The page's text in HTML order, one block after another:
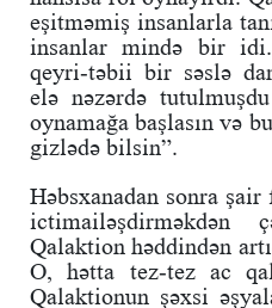
eşitməmiş insanlarla
insanlar mində bir
qeyri-təbii bir səslə
elə nəzərdə
oynamağa başlasın və
gizlədə bilsin”.
Həbsxanadan sonra
Qalaktion həddindən
O, hətta tez-tez ac
Qalaktionun şəxsi